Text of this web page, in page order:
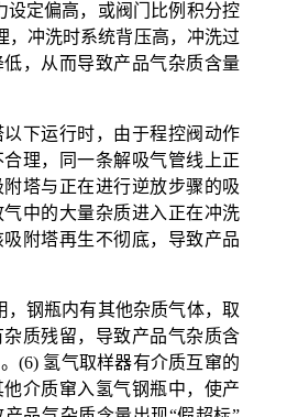
设定偏高，或阀门比例积分控
，冲洗时系统背压高，冲洗过
，从而导致产品气杂质含量
以下运行时，由于程控阀动作
理，同一条解吸气管线上正
塔与正在进行逆放步骤的吸
中的大量杂质进入正在冲洗
附塔再生不彻底，导致产品
，钢瓶内有其他杂质气体，取
质残留，导致产品气杂质含
(6) 氢气取样器有介质互窜的
介质窜入氢气钢瓶中，使产